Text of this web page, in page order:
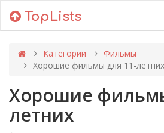
TopLists
Категории
Фильмы
Хорошие фильмы для 11-летних
Хорошие
летних